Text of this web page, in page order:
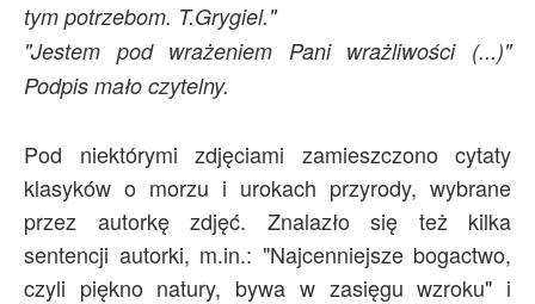
tym potrzebom. T.Grygiel."
"Jestem pod wrażeniem Pani wrażliwości (...)"
Podpis mało czytelny.
Pod niektórymi zdjęciami zamieszczono cytaty
klasyków o morzu i urokach przyrody, wybrane
przez autorkę zdjęć. Znalazło się też kilka
sentencji autorki, m.in.: "Najcenniejsze bogactwo,
czyli piękno natury, bywa w zasięgu wzroku" i